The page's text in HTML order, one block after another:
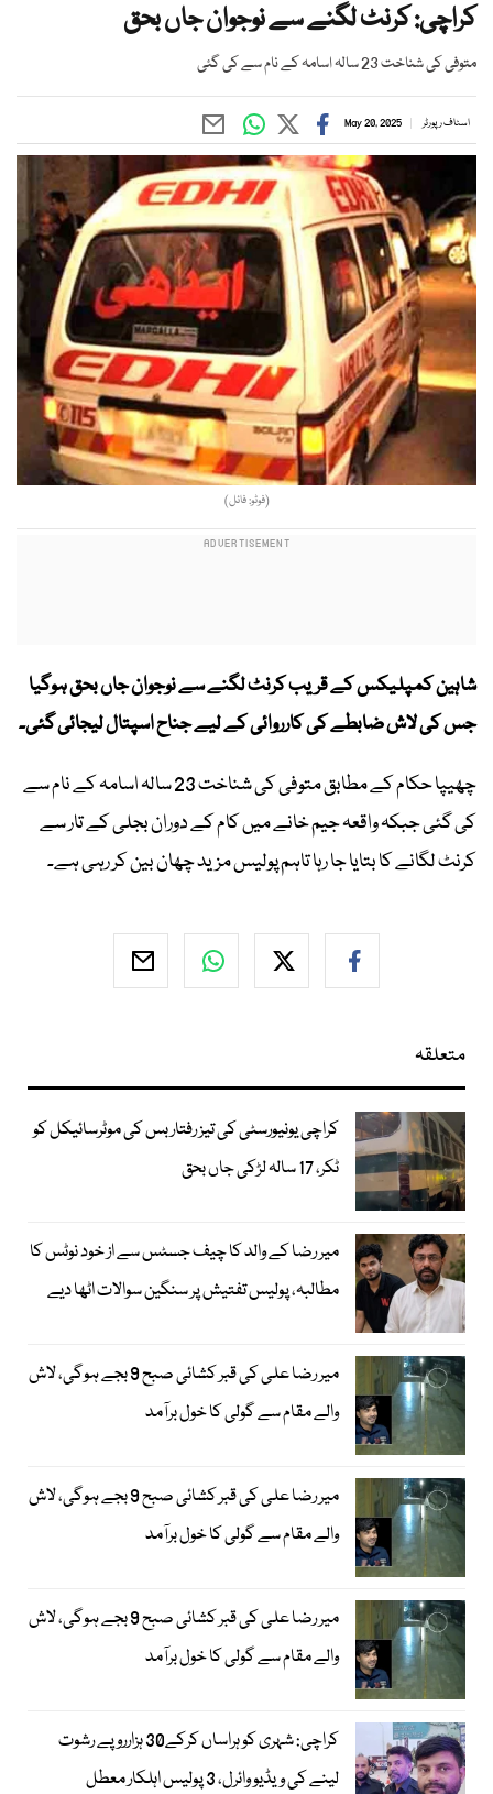
کراچی: کرنٹ لگنے سے نوجوان جاں بحق
متوفی کی شناخت 23 سالہ اسامہ کے نام سے کی گئی
اسٹاف رپورٹر May 20, 2025
(فوٹو: فائل)
شاہین کمپلیکس کے قریب کرنٹ لگنے سے نوجوان جاں بحق ہوگیا
جس کی لاش ضابطے کی کارروائی کے لیے جناح اسپتال لیجائی گئی۔
چھیپا حکام کے مطابق متوفی کی شناخت 23 سالہ اسامہ کے نام سے
کی گئی جبکہ واقعہ جیم خانے میں کام کے دوران بجلی کے تار سے
کرنٹ لگانے کا بتایا جا رہا تاہم پولیس مزید چھان بین کر رہی ہے۔
متعلقہ
کراچی یونیورسٹی کی تیز رفتار بس کی موٹرسائیکل کو
ٹکر، 17 سالہ لڑکی جاں بحق
میر رضا کے والد کا چیف جسٹس سے از خود نوٹس کا
مطالبہ، پولیس تفتیش پر سنگین سوالات اٹھا دیے
میر رضا علی کی قبر کشائی صبح 9 بجے ہوگی، لاش
والے مقام سے گولی کا خول برآمد
میر رضا علی کی قبر کشائی صبح 9 بجے ہوگی، لاش
والے مقام سے گولی کا خول برآمد
میر رضا علی کی قبر کشائی صبح 9 بجے ہوگی، لاش
والے مقام سے گولی کا خول برآمد
کراچی: شہری کو ہراساں کرکے30 ہزارروپے رشوت
لینے کی ویڈیو وائرل، 3 پولیس اہلکار معطل